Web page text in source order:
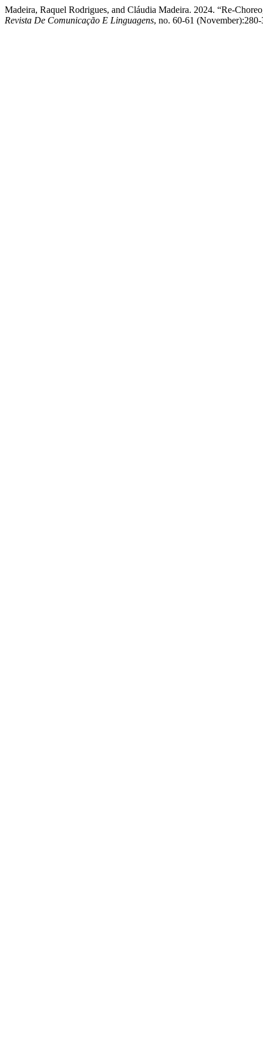
Madeira, Raquel Rodrigues, and Cláudia Madeira. 2024. “Re-
Revista De Comunicação E Linguagens, no. 60-61